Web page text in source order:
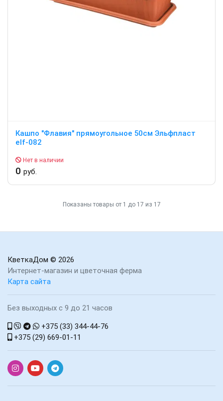
Кашпо "Флавия" прямоугольное 50см Эльфпласт
elf-082
Нет в наличии
0 руб.
Показаны товары от 1 до 17 из 17
КветкаДом © 2026
Интернет-магазин и цветочная ферма
Карта сайта
Без выходных с 9 до 21 часов
+375 (33) 344-44-76
+375 (29) 669-01-11